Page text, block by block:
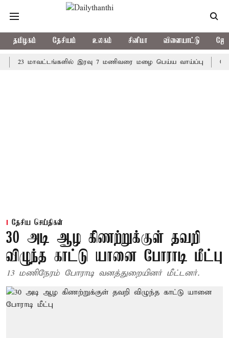
தமிழகம் தேசியம் உலகம் சினிமா விளையாட்டு
மாவட்டங்களில் இரவு 7 மணிவரை மழை பெய்ய வாய்ப்பு கொரிய
தேசிய செய்திகள்
30 அடி ஆழ கிணற்றுக்குள் தவறி
விழுந்த காட்டு யானை போராடி மீட்பு
13 மணிநேரம் போராடி வனத்துறையினர் மீட்டனர்.